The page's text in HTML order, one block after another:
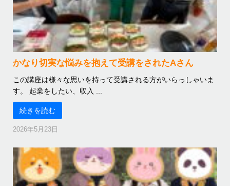
かなり切実な悩みを抱えて受講をされたAさん
この講座は様々な思いを持って受講される方がいらっしゃいま
す。 起業をしたい、収入 ...
続きを読む
2026年5月23日